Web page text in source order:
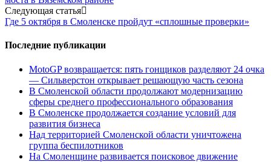
Следующая статья
Где 5 октября в Смоленске пройдут «сплошные проверки»
Последние публикации
MotoGP возвращается: пять гонщиков разделяют 24 очка
— Сильверстон открывает решающую часть сезона
В Смоленской области продолжают модернизацию
сферы среднего профессионального образования
В Смоленске продолжается создание условий для
развития бизнеса
Над территорией Смоленской области уничтожена
группа беспилотников
На Смоленщине развивается поисковое движение